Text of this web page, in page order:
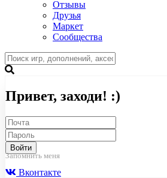
Отзывы
Друзья
Маркет
Сообщества
Привет, заходи! :)
Войти
Запомнить меня
Вконтакте